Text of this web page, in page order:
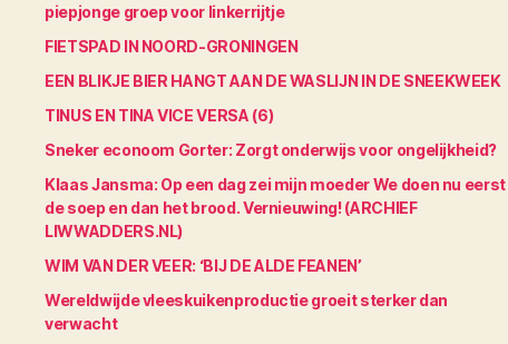
piepjonge groep voor linkerrijtje
FIETSPAD IN NOORD-GRONINGEN
EEN BLIKJE BIER HANGT AAN DE WASLIJN IN DE SNEEKWEEK
TINUS EN TINA VICE VERSA (6)
Sneker econoom Gorter: Zorgt onderwijs voor ongelijkheid?
Klaas Jansma: Op een dag zei mijn moeder We doen nu eerst
de soep en dan het brood. Vernieuwing! (ARCHIEF
LIWWADDERS.NL)
WIM VAN DER VEER: ‘BIJ DE ALDE FEANEN’
Wereldwijde vleeskuikenproductie groeit sterker dan
verwacht